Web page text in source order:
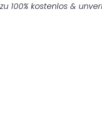
100% kostenlos &